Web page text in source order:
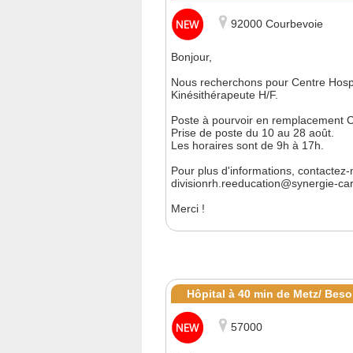
92000 Courbevoie
Bonjour,
Nous recherchons pour Centre
Kinésithérapeute H/F.
Poste à pourvoir en remplacement
Prise de poste du 10 au 28 août.
Les horaires sont de 9h à 17h.
Pour plus d'informations,
divisionrh.reeducation@synergie-
Merci !
Hôpital à 40 min de Metz/
57000